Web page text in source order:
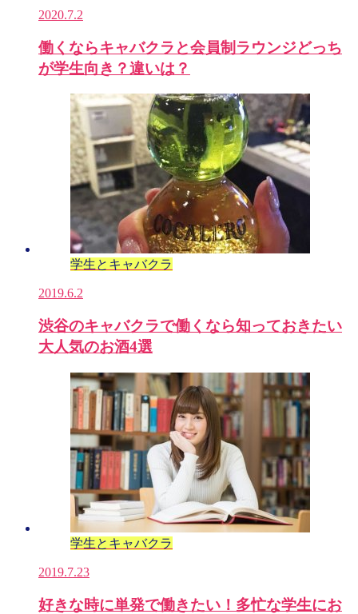
2020.7.2
働くならキャバクラと会員制ラウンジどっち
が学生向き？違いは？
学生とキャバクラ
2019.6.2
渋谷のキャバクラで働くなら知っておきたい
大人気のお酒4選
学生とキャバクラ
2019.7.23
好きな時に単発で働きたい！多忙な学生にお